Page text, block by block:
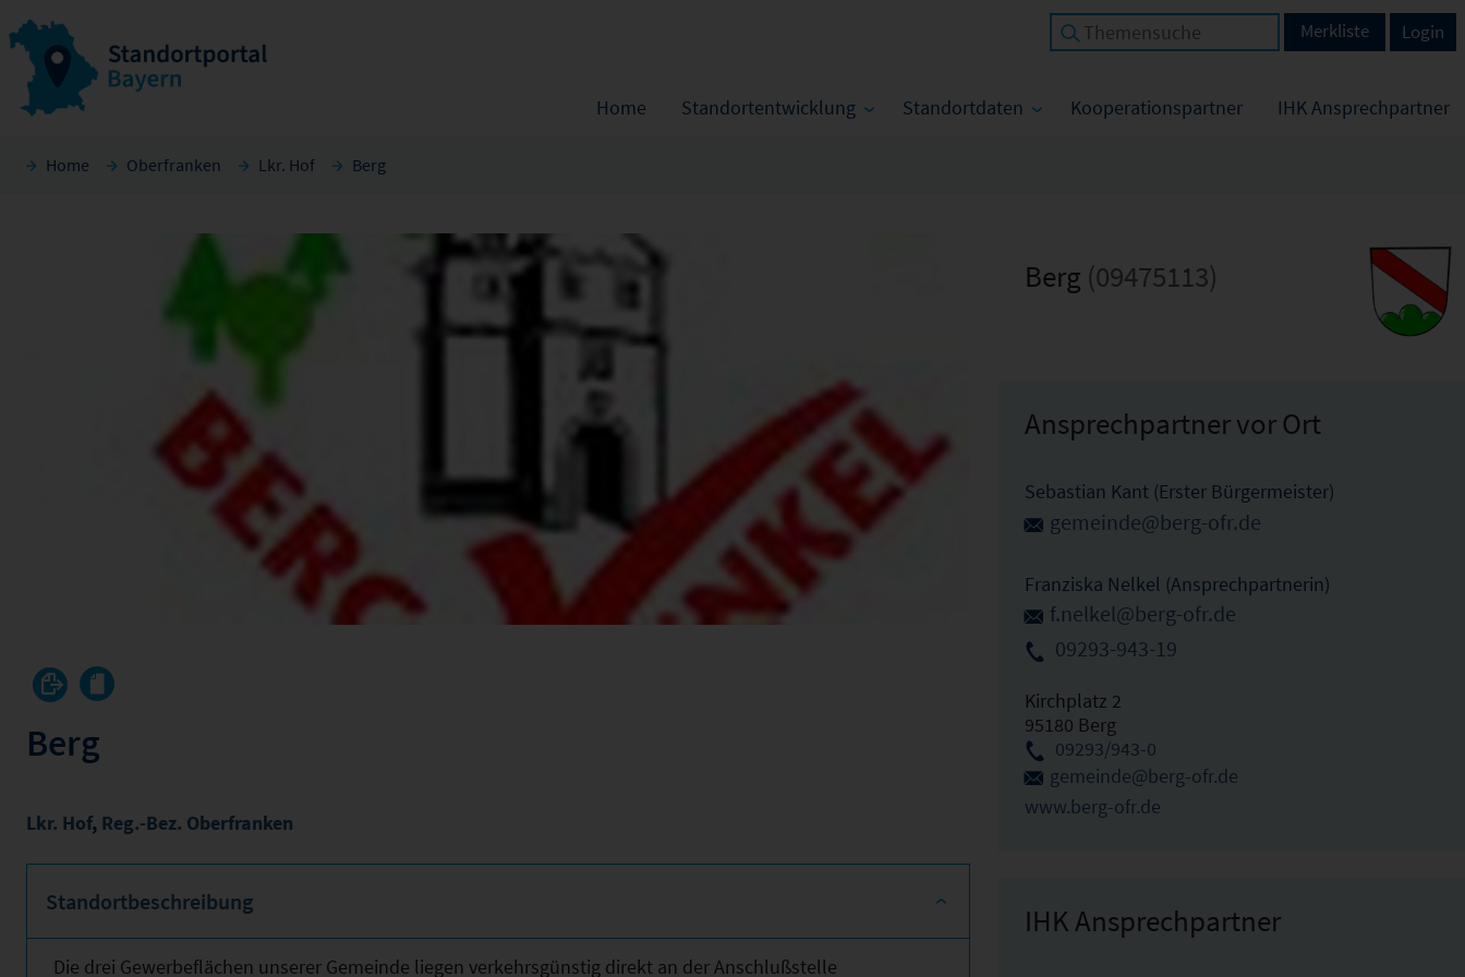
Home Standortentwicklung Standortdaten Kooperationspartner IHK Ansprechpartner
Login
Merkliste
Home Oberfranken Lkr. Hof Berg
Berg
Lkr. Hof, Reg.-Bez. Oberfranken
Standortbeschreibung
Die drei Gewerbeflächen unserer Gemeinde liegen verkehrsgünstig direkt an der Anschlußstelle
Berg (09475113)
Ansprechpartner vor Ort
Sebastian Kant (Erster Bürgermeister)
gemeinde@berg-ofr.de
Franziska Nelkel (Ansprechpartnerin)
f.nelkel@berg-ofr.de
09293-943-19
Kirchplatz 2
95180 Berg
09293/943-0
gemeinde@berg-ofr.de
www.berg-ofr.de
IHK Ansprechpartner